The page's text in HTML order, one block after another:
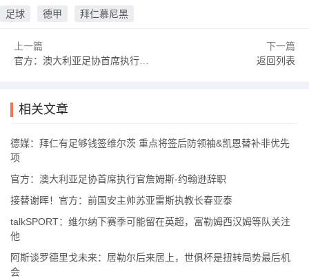
仁内部已经就主帅孔帕尼的战术体系中可能的位置展开了讨论。由
只有曼城这一个真正的竞争对手。
这名德国国脚可以担任四后卫中的核心角色，而门兴的板仓滉则更
埃贝尔和他的首席球探尼尔斯-施马特克都因工作背景与门兴关系良
好，但从实现防线稳定性的角度来看，板仓滉可能并非关键人选。
而无论是寻找防线核心还是进行维尔茨的转会，埃贝尔都必须兼顾
财政状况。
为了实现今夏的转会计划
时还要将薪资水平降低至少20%——这是监事会对埃贝尔提出的明
足球 德甲 拜仁慕尼黑
上一篇
官方：澳大利亚足协首席执行官詹姆斯-约翰逊辞职
下一篇
返回列表
相关文章
德媒：拜仁有足够钱签维尔茨 重点将签后防领袖&凯恩替补非优先
项
官方：澳大利亚足协首席执行官詹姆斯-约翰逊辞职
接替谢晖！官方：前国安主帅苏亚雷斯执教长春亚泰
talkSPORT：维尔纳下赛季可能留在英超，富勒姆西汉姆等队关注
他
阿斯谈罗德里戈未来：居勒尔后来居上，世俱杯是扭转局势最后机
会